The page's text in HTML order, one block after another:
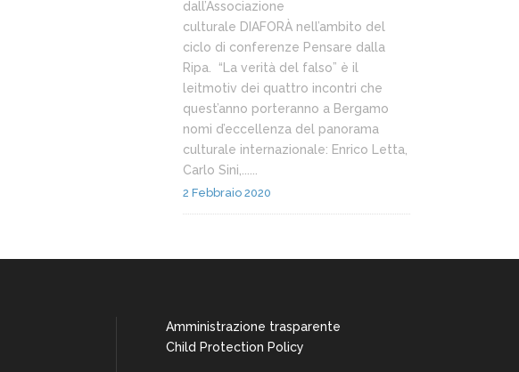
dall’Associazione
culturale DIAFORÀ nell’ambito del
ciclo di conferenze Pensare dalla
Ripa. “La verità del falso” è il
leitmotiv dei quattro incontri che
quest’anno porteranno a Bergamo
nomi d’eccellenza del panorama
culturale internazionale: Enrico Letta,
Carlo Sini,......
2 Febbraio 2020
Amministrazione trasparente
Child Protection Policy